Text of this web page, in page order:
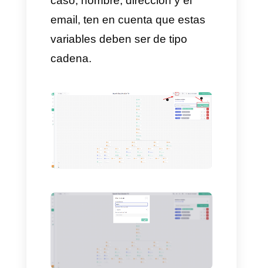
presenta, etc.
Estas variables debemos
recojan los datos que los
usuarios nos envían y luego ser
insertadas en el Google Sheets.
recoja valores simples como
Nombre, dirección y el email:
Primero creamos el
chatbot